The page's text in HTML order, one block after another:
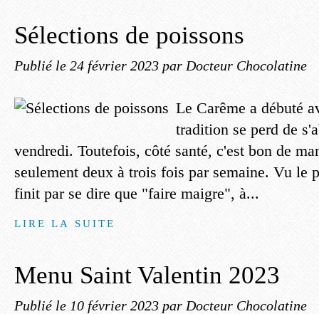
Sélections de poissons
Publié le 24 février 2023 par Docteur Chocolatine
Le Carême a débuté
tradition se perd de
vendredi. Toutefois, côté santé, c'est bon de
seulement deux à trois fois par semaine. Vu le
finit par se dire que "faire maigre", à...
LIRE LA SUITE
Menu Saint Valentin 2023
Publié le 10 février 2023 par Docteur Chocolatine